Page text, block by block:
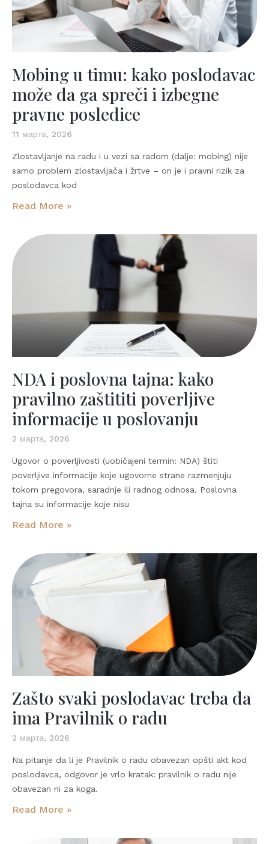
Mobing u timu: kako poslodavac
može da ga spreči i izbegne
pravne posledice
11 марта, 2026
Zlostavljanje na radu i u vezi sa radom (dalje: mobing) nije
samo problem zlostavljača i žrtve – on je i pravni rizik za
poslodavca kod
Read More »
NDA i poslovna tajna: kako
pravilno zaštititi poverljive
informacije u poslovanju
2 марта, 2026
Ugovor o poverljivosti (uobičajeni termin: NDA) štiti
poverljive informacije koje ugovorne strane razmenjuju
tokom pregovora, saradnje ili radnog odnosa. Poslovna
tajna su informacije koje nisu
Read More »
Zašto svaki poslodavac treba da
ima Pravilnik o radu
2 марта, 2026
Na pitanje da li je Pravilnik o radu obavezan opšti akt kod
poslodavca, odgovor je vrlo kratak: pravilnik o radu nije
obavezan ni za koga.
Read More »